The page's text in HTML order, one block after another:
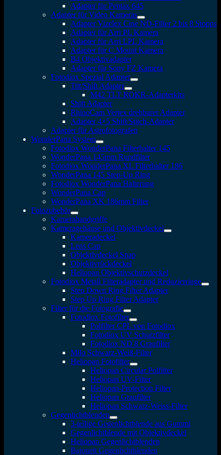
Adapter für Pentax 645
Adapter für Video Kameras
Adapter Vizelex Cine ND-Filter 2 bis 8 Stopps
Adapter für Arri PL Kamera
Adapter für Arri LPL Kamera
Adapter für C Mount Kamera
B4 Objektivadapter
Adapter für Sony FZ Kamera
Fotodiox Spezial Adapter
Tilt/Shift Adapter
M42 TLT ROKR-Adapterkits
Shift Adapter
RhinoCam Vertex drehbarer Adapter
Adapter 4×5 Shift/Stitch-Adapter
Adapter für Astrofotografen
WonderPana System
Fotodiox WonderPana Filterhalter 145
WonderPana 145mm Rundfilter
Fotodiox WonderPana XL Filterhalter 186
WonderPana 145 Step-Up Ring
Fotodiox WonderPana Halterung
WonderPana Cap
WonderPana XK 186mm Filter
Fotozubehör
Kamerahandgriffe
Kameragehäuse und Objektivdeckel
Kameradeckel
Lens Cap
Objektivdeckel Snap
Objektivrückdeckel
Heliopan Objektivschutzdeckel
Fotodiox Metall Filteradapter und Reduzierringe
Step Down Ring Filter Adapter
Step Up Ring Filter Adapter
Filter für die Fotografie
Fotodiox Fotofilter
Polfilter CPL von Fotodiox
Fotodiox UV Schutzfilter
Fotodiox ND 8 Graufilter
Milo Schwarz-Weiß-Filter
Heliopan Fotofilter
Heliopan Circular Polfilter
Heliopan UV-Filter
Heliopan-Protection Filter
Heliopan Graufilter
Heliopan Schwarz-Weiss-Filter
Gegenlichtblenden
3-teilige Gegenlichtblende aus Gummi
Gegenlichtblende mit Objektivdeckel
Heliopan Gegenlichtblenden
Bajonett Gegenlichtblenden